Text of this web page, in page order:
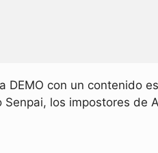
DEMO con un contenido
los impostores de